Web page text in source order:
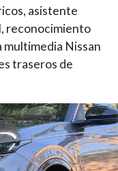
asistente
reconocimiento
multimedia Nissan
traseros de